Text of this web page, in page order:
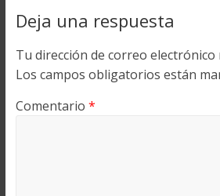
Deja una respuesta
Tu dirección de correo electrónico
Los campos obligatorios están
Comentario *